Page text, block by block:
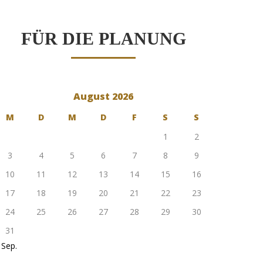
FÜR DIE PLANUNG
August 2026
M D M D F S
S
1
2
3
4 5 6 7 8
9
10
11 12 13 14 15
16
17
18 19 20 21 22
23
24
25 26 27 28 29
30
31